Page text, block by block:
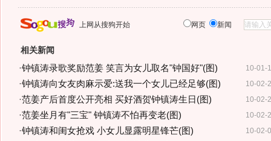
上网从搜狗开始 网页 新闻
相关新闻
10-01-
·钟镇涛录歌奖励范姜 笑言为女儿取名"钟国好"(图)
10-02-
·钟镇涛向女友肉麻示爱:送我一个女儿已经足够(图)
10-02-
·范姜产后首度公开亮相 买好酒贺钟镇涛生日(图)
10-02-
·范姜坐月有"三宝" 钟镇涛不怕再变老(图)
10-02-
·钟镇涛和闺女抢戏 小女儿显露明星锋芒(图)